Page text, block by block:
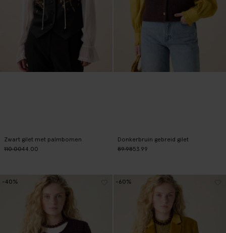
Zwart gilet met palmbomen
110.0044.00
Donkerbruin gebreid gilet
89.9853.99
-40% -60%